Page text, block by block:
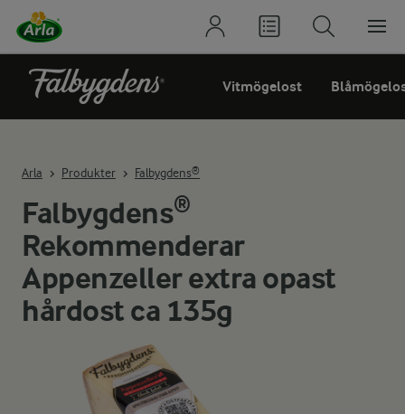
Vitmögelost
Arla Produkter Falbygdens®
Falbygdens®
Rekommenderar
Appenzeller extra opast
hårdost ca 135g